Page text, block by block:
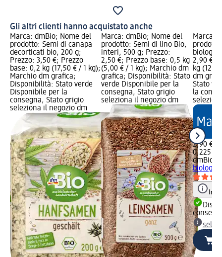
Gli altri clienti hanno acquistato anche
Marca: dmBio; Nome del
prodotto: Semi di canapa
decorticati bio, 200 g;
Prezzo: 3,50 €; Prezzo
base: 0,2 kg (17,50 € / 1 kg);
Marchio dm grafica;
Disponibilità: Stato verde
Disponibile per la
consegna, Stato grigio
seleziona il negozio dm
Marca: dmBio; Nome del
prodotto: Semi di lino Bio,
interi, 500 g; Prezzo:
2,50 €; Prezzo base: 0,5 kg
(5,00 € / 1 kg); Marchio dm
grafica; Disponibilità: Stato
verde Disponibile per la
consegna, Stato grigio
seleziona il negozio dm
Marca:
2,90 €;
kg
dm
Stato
la
2,90 €
0,225 kg
dmBio